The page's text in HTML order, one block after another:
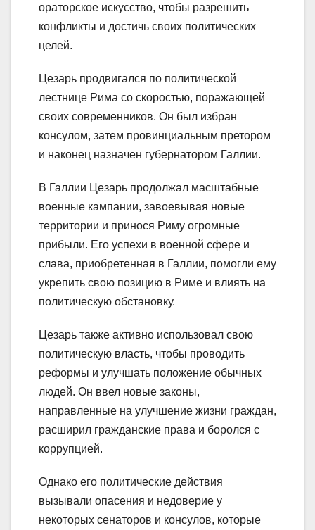
ораторское искусство, чтобы разрешить
конфликты и достичь своих политических
целей.
Цезарь продвигался по политической
лестнице Рима со скоростью, поражающей
своих современников. Он был избран
консулом, затем провинциальным претором
и наконец назначен губернатором Галлии.
В Галлии Цезарь продолжал масштабные
военные кампании, завоевывая новые
территории и принося Риму огромные
прибыли. Его успехи в военной сфере и
слава, приобретенная в Галлии, помогли ему
укрепить свою позицию в Риме и влиять на
политическую обстановку.
Цезарь также активно использовал свою
политическую власть, чтобы проводить
реформы и улучшать положение обычных
людей. Он ввел новые законы,
направленные на улучшение жизни граждан,
расширил гражданские права и боролся с
коррупцией.
Однако его политические действия
вызывали опасения и недоверие у
некоторых сенаторов и консулов, которые